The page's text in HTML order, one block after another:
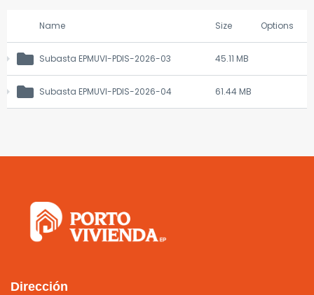
Name Size Options
Subasta EPMUVI-PDIS-2026-03 45.11 MB
Subasta EPMUVI-PDIS-2026-04 61.44 MB
Dirección